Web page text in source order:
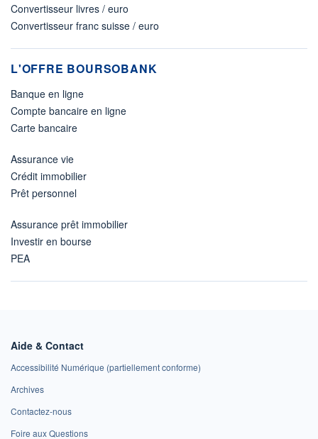
Convertisseur livres / euro
Convertisseur franc suisse / euro
L'OFFRE BOURSOBANK
Banque en ligne
Compte bancaire en ligne
Carte bancaire
Assurance vie
Crédit immobilier
Prêt personnel
Assurance prêt immobilier
Investir en bourse
PEA
Aide & Contact
Accessibilité Numérique (partiellement conforme)
Archives
Contactez-nous
Foire aux Questions